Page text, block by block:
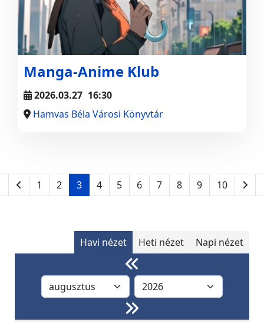
Manga-Anime Klub
2026.03.27 16:30
Hamvas Béla Városi Könyvtár
1 2 3 4 5 6 7 8 9 10
Havi nézet Heti nézet Napi nézet